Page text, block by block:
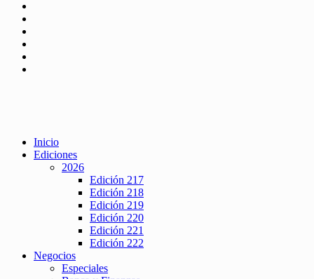
Inicio
Ediciones
2026
Edición 217
Edición 218
Edición 219
Edición 220
Edición 221
Edición 222
Negocios
Especiales